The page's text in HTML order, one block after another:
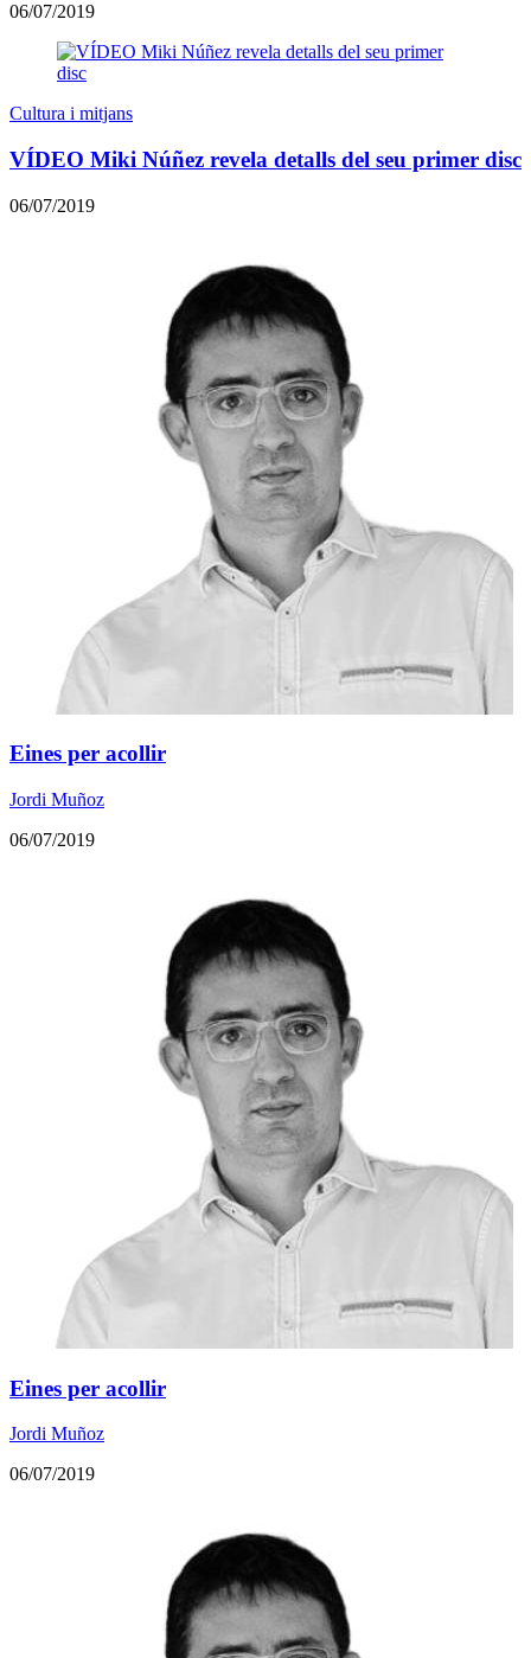
06/07/2019
Cultura i mitjans
VÍDEO Miki Núñez revela detalls del seu primer disc
06/07/2019
Eines per acollir
Jordi Muñoz
06/07/2019
Eines per acollir
Jordi Muñoz
06/07/2019